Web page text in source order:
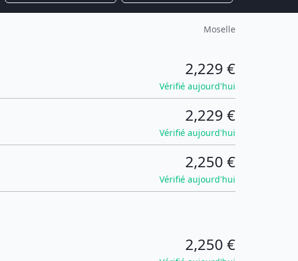
Moselle
2,229 €
Vérifié aujourd'hui
2,229 €
Vérifié aujourd'hui
2,250 €
Vérifié aujourd'hui
2,250 €